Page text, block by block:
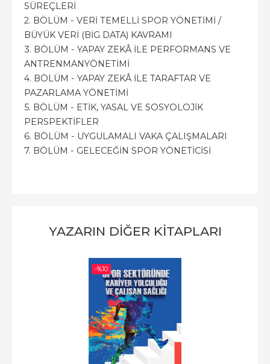
SÜREÇLERİ
2. BÖLÜM - VERİ TEMELLİ SPOR YÖNETİMİ /
BÜYÜK VERİ (BİG DATA) KAVRAMI
3. BÖLÜM - YAPAY ZEKÂ İLE PERFORMANS VE
ANTRENMANYÖNETİMİ
4. BÖLÜM - YAPAY ZEKÂ İLE TARAFTAR VE
PAZARLAMA YÖNETİMİ
5. BÖLÜM - ETİK, YASAL VE SOSYOLOJİK
PERSPEKTİFLER
6. BÖLÜM - UYGULAMALI VAKA ÇALIŞMALARI
7. BÖLÜM - GELECEĞİN SPOR YÖNETİCİSİ
YAZARIN DIĞER KITAPLARI
-%10